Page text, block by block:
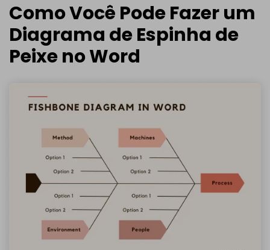
Como Você Pode Fazer um
Diagrama de Espinha de
Peixe no Word